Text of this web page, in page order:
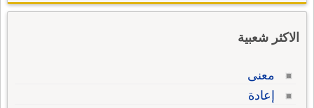
الاكثر شعبية
معنى
إعادة